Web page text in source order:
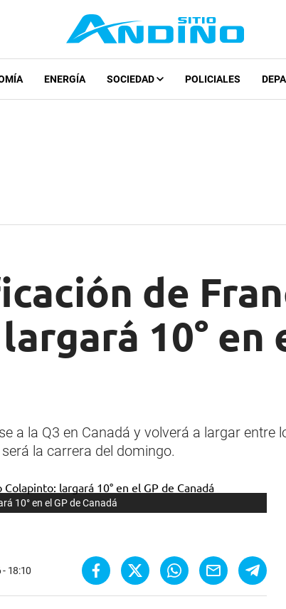
ENERGÍA SOCIEDAD POLICIALES
de
10° en
a la Q3 en Canadá y volverá a largar entre
la carrera del domingo.
10° en el GP de Canadá
18:10